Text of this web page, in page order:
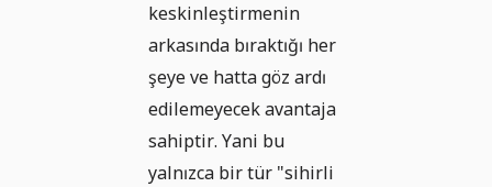
keskinleştirmenin
arkasında bıraktığı her
şeye ve hatta göz ardı
edilemeyecek avantaja
sahiptir. Yani bu
yalnızca bir tür "sihirli